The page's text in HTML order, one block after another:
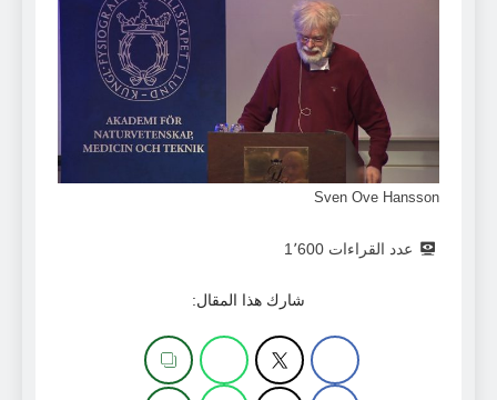
Sven Ove Hansson
عدد القراءات 1٬600
شارك هذا المقال: